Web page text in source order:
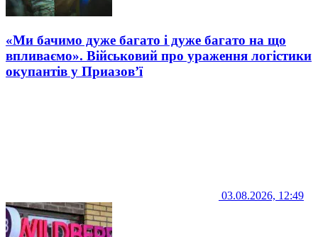
«Ми бачимо дуже багато і дуже багато на що
впливаємо». Військовий про ураження логістики
окупантів у Приазов’ї
03.08.2026, 12:49